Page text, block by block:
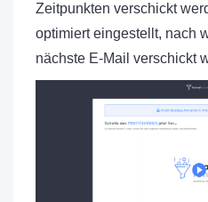
Zeitpunkten verschickt
optimiert eingestellt, nach
nächste E-Mail verschickt